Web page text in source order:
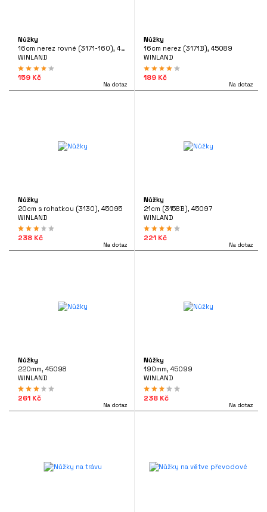
Nůžky
16cm nerez rovné (3171-160), 45088
WINLAND
159 Kč
Na dotaz
Nůžky
16cm nerez (3171B), 45089
WINLAND
189 Kč
Na dotaz
Nůžky
20cm s rohatkou (3130), 45095
WINLAND
238 Kč
Na dotaz
Nůžky
21cm (3158B), 45097
WINLAND
221 Kč
Na dotaz
Nůžky
220mm, 45098
WINLAND
261 Kč
Na dotaz
Nůžky
190mm, 45099
WINLAND
238 Kč
Na dotaz